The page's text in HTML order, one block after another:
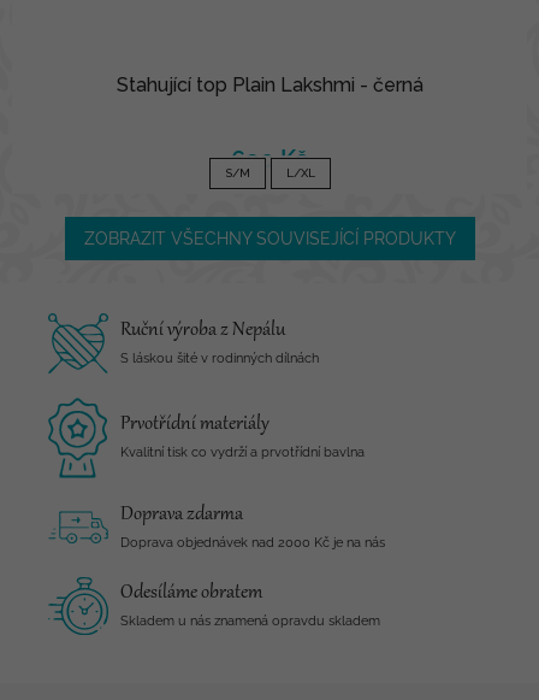
Stahující top Plain Lakshmi - černá
690 Kč
S/M L/XL
ZOBRAZIT VŠECHNY SOUVISEJÍCÍ PRODUKTY
Ruční výroba z Nepálu
S láskou šité v rodinných dílnách
Prvotřídní materiály
Kvalitní tisk co vydrží a prvotřídní bavlna
Doprava zdarma
Doprava objednávek nad 2000 Kč je na nás
Odesíláme obratem
Skladem u nás znamená opravdu skladem